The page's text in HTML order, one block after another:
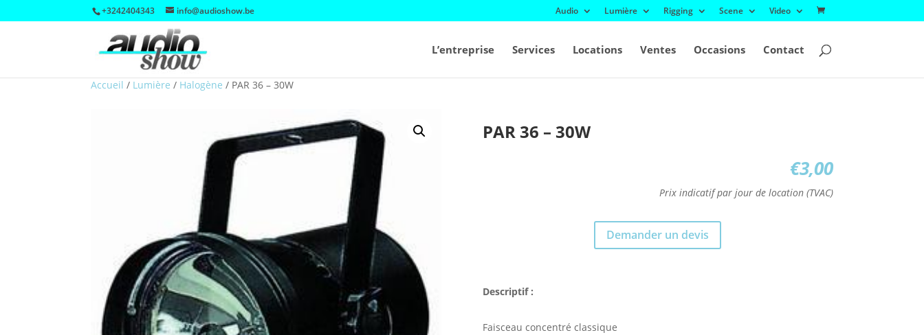
+3242404343 info@audioshow.be Audio Lumière Rigging Scene Video
L’entreprise Services Locations Ventes Occasions Contact
Accueil / Lumière / Halogène / PAR 36 – 30W
PAR 36 – 30W
€3,00
Prix indicatif par jour de location (TVAC)
Demander un devis
Descriptif :
Faisceau concentré classique